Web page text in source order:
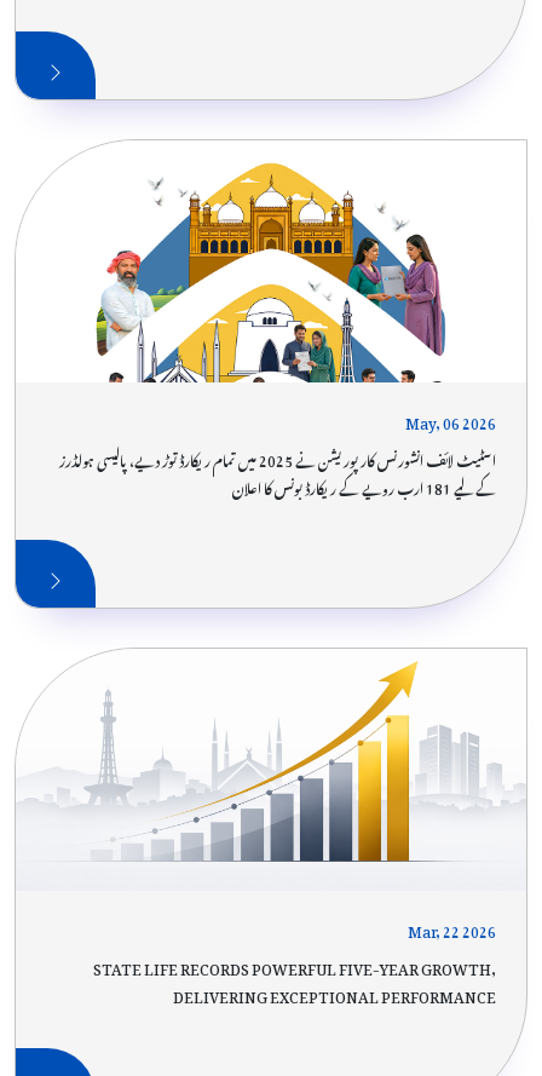
May, 06 2026
اسٹیٹ لائف انشورنس کارپوریشن نے 2025 میں تمام ریکارڈ توڑ دیے، پالیسی ہولڈرز
کے لیے 181 ارب روپے کے ریکارڈ بونس کا اعلان
Mar, 22 2026
STATE LIFE RECORDS POWERFUL FIVE-YEAR GROWTH,
DELIVERING EXCEPTIONAL PERFORMANCE